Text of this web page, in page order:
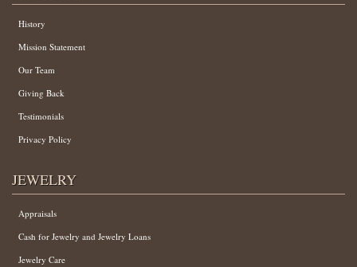
History
Mission Statement
Our Team
Giving Back
Testimonials
Privacy Policy
JEWELRY
Appraisals
Cash for Jewelry and Jewelry Loans
Jewelry Care